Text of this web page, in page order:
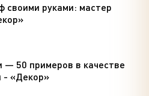
своими руками: мастер
— 50 примеров в качестве
- «Декор»